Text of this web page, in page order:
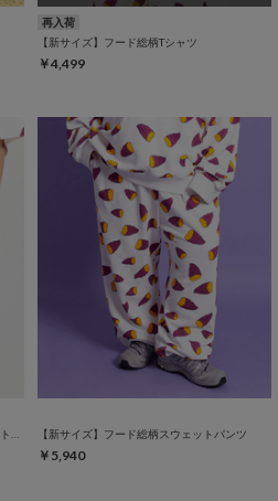
再入荷
【新サイズ】フード総柄Tシャツ
￥4,499
【新サイズ】フード総柄スウェットパンツ
￥5,940